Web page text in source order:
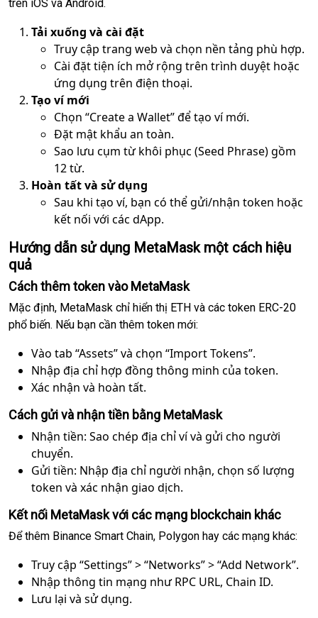
trên iOS và Android.
Tải xuống và cài đặt
Truy cập trang web và chọn nền tảng phù hợp.
Cài đặt tiện ích mở rộng trên trình duyệt hoặc
ứng dụng trên điện thoại.
Tạo ví mới
Chọn “Create a Wallet” để tạo ví mới.
Đặt mật khẩu an toàn.
Sao lưu cụm từ khôi phục (Seed Phrase) gồm
12 từ.
Hoàn tất và sử dụng
Sau khi tạo ví, bạn có thể gửi/nhận token hoặc
kết nối với các dApp.
Hướng dẫn sử dụng MetaMask một cách hiệu
quả
Cách thêm token vào MetaMask
Mặc định, MetaMask chỉ hiển thị ETH và các token ERC-20
phổ biến. Nếu bạn cần thêm token mới:
Vào tab “Assets” và chọn “Import Tokens”.
Nhập địa chỉ hợp đồng thông minh của token.
Xác nhận và hoàn tất.
Cách gửi và nhận tiền bằng MetaMask
Nhận tiền: Sao chép địa chỉ ví và gửi cho người
chuyển.
Gửi tiền: Nhập địa chỉ người nhận, chọn số lượng
token và xác nhận giao dịch.
Kết nối MetaMask với các mạng blockchain khác
Để thêm Binance Smart Chain, Polygon hay các mạng khác:
Truy cập “Settings” > “Networks” > “Add Network”.
Nhập thông tin mạng như RPC URL, Chain ID.
Lưu lại và sử dụng.